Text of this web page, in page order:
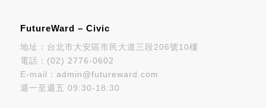
FutureWard – Civic
地址：台北市大安區市民大道三段206號10樓
電話： (02) 2776-0602
E-mail： admin@futureward.com
週一至週五 09:30-18:30